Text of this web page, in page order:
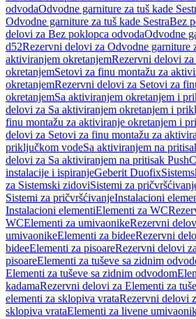
odvodaOdvodne garniture za tuš kade
Odvodne garniture za tuš kade SestraBez
delovi za Bez poklopca odvodaOdvodne
d52Rezervni delovi za Odvodne garniture
aktiviranjem okretanjemRezervni delovi
okretanjemSetovi za finu montažu za
okretanjemRezervni delovi za Setovi za
okretanjemSa aktiviranjem okretanjem i
delovi za Sa aktiviranjem okretanjem i
finu montažu za aktiviranje okretanjem i
delovi za Setovi za finu montažu za
priključkom vodeSa aktiviranjem na
delovi za Sa aktiviranjem na pritisak
instalacije i ispiranjeGeberit Duofix
za Sistemski zidoviSistemi za
Sistemi za pričvršćivanjeInstalacioni
Instalacioni elementiElementi za WC
WCElementi za umivaonikeRezervni
umivaonikeElementi za bideeRezervni
bideeElementi za pisoareRezervni delovi
pisoareElementi za tuševe sa zidnim
Elementi za tuševe sa zidnim odvodom
kadamaRezervni delovi za Elementi za
elementi za sklopiva vrataRezervni delovi
sklopiva vrataElementi za livene